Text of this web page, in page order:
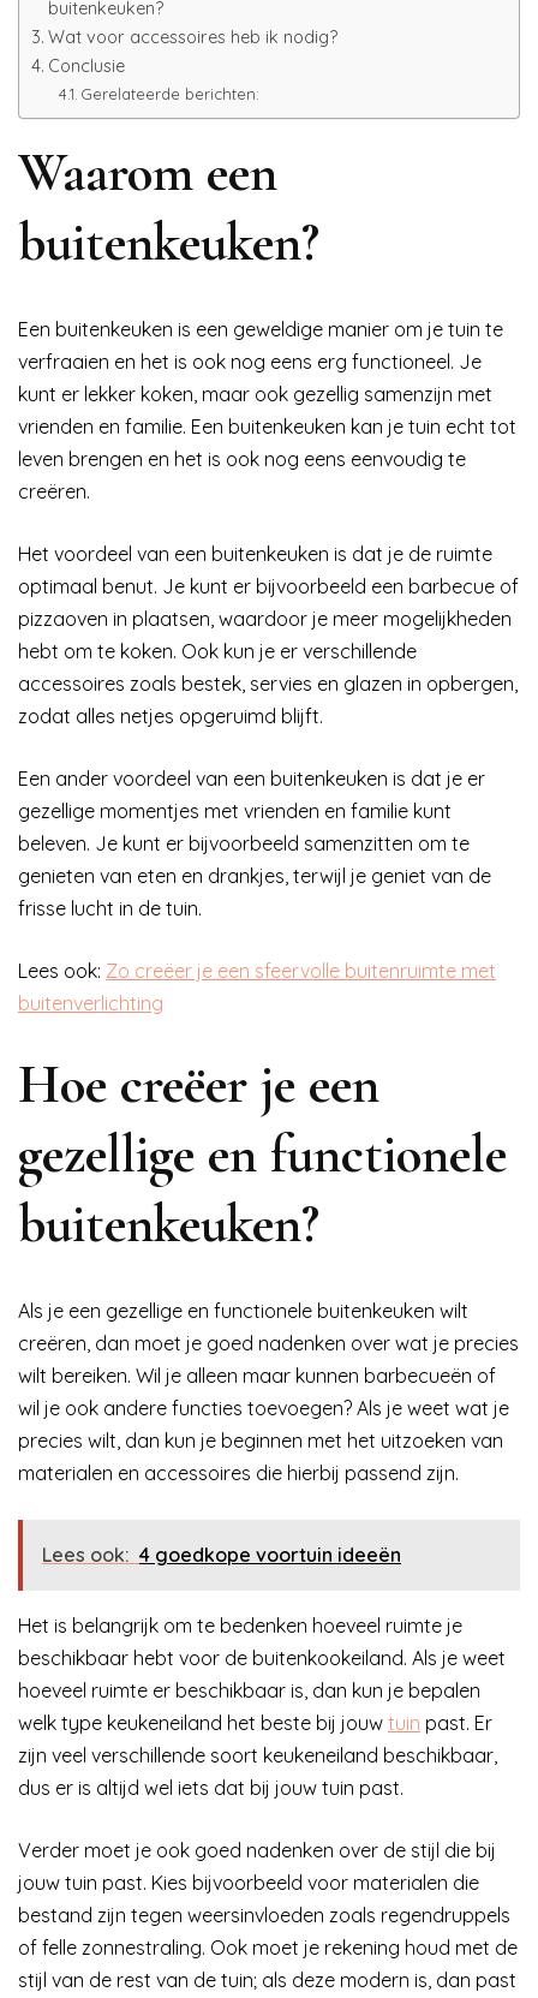
buitenkeuken?
Wat voor accessoires heb ik nodig?
Conclusie
Gerelateerde berichten:
Waarom een
buitenkeuken?
Een buitenkeuken is een geweldige manier om je tuin te
verfraaien en het is ook nog eens erg functioneel. Je
kunt er lekker koken, maar ook gezellig samenzijn met
vrienden en familie. Een buitenkeuken kan je tuin echt tot
leven brengen en het is ook nog eens eenvoudig te
creëren.
Het voordeel van een buitenkeuken is dat je de ruimte
optimaal benut. Je kunt er bijvoorbeeld een barbecue of
pizzaoven in plaatsen, waardoor je meer mogelijkheden
hebt om te koken. Ook kun je er verschillende
accessoires zoals bestek, servies en glazen in opbergen,
zodat alles netjes opgeruimd blijft.
Een ander voordeel van een buitenkeuken is dat je er
gezellige momentjes met vrienden en familie kunt
beleven. Je kunt er bijvoorbeeld samenzitten om te
genieten van eten en drankjes, terwijl je geniet van de
frisse lucht in de tuin.
Lees ook: Zo creëer je een sfeervolle buitenruimte met
buitenverlichting
Hoe creëer je een
gezellige en functionele
buitenkeuken?
Als je een gezellige en functionele buitenkeuken wilt
creëren, dan moet je goed nadenken over wat je precies
wilt bereiken. Wil je alleen maar kunnen barbecueën of
wil je ook andere functies toevoegen? Als je weet wat je
precies wilt, dan kun je beginnen met het uitzoeken van
materialen en accessoires die hierbij passend zijn.
Lees ook: 4 goedkope voortuin ideeën
Het is belangrijk om te bedenken hoeveel ruimte je
beschikbaar hebt voor de buitenkookeiland. Als je weet
hoeveel ruimte er beschikbaar is, dan kun je bepalen
welk type keukeneiland het beste bij jouw tuin past. Er
zijn veel verschillende soort keukeneiland beschikbaar,
dus er is altijd wel iets dat bij jouw tuin past.
Verder moet je ook goed nadenken over de stijl die bij
jouw tuin past. Kies bijvoorbeeld voor materialen die
bestand zijn tegen weersinvloeden zoals regendruppels
of felle zonnestraling. Ook moet je rekening houd met de
stijl van de rest van de tuin; als deze modern is, dan past